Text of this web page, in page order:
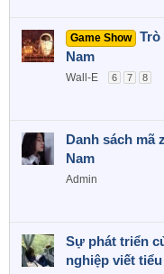
Game Show
Trò
Nam
Wall-E 6 7 8
Danh sách mã
Nam
Admin
Sự phát triển
nghiệp viết